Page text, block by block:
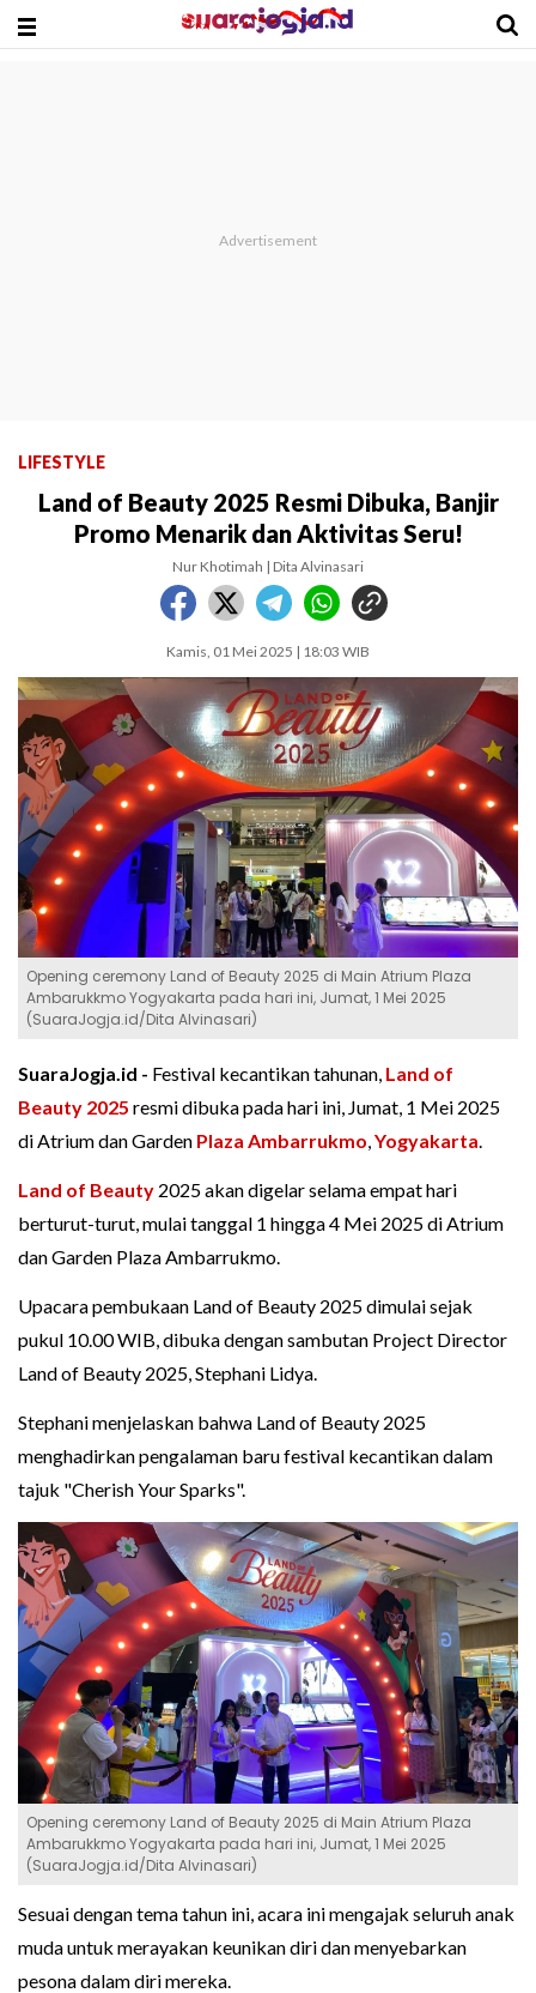
LIFESTYLE
Land of Beauty 2025 Resmi Dibuka, Banjir
Promo Menarik dan Aktivitas Seru!
Nur Khotimah | Dita Alvinasari
Kamis, 01 Mei 2025 | 18:03 WIB
Opening ceremony Land of Beauty 2025 di Main Atrium Plaza
Ambarukkmo Yogyakarta pada hari ini, Jumat, 1 Mei 2025
(SuaraJogja.id/Dita Alvinasari)
SuaraJogja.id - Festival kecantikan tahunan, Land of
Beauty 2025 resmi dibuka pada hari ini, Jumat, 1 Mei 2025
di Atrium dan Garden Plaza Ambarrukmo,Yogyakarta.
Land of Beauty 2025 akan digelar selama empat hari
berturut-turut, mulai tanggal 1 hingga 4 Mei 2025 di Atrium
dan Garden Plaza Ambarrukmo.
Upacara pembukaan Land of Beauty 2025 dimulai sejak
pukul 10.00 WIB, dibuka dengan sambutan Project Director
Land of Beauty 2025, Stephani Lidya.
Stephani menjelaskan bahwa Land of Beauty 2025
menghadirkan pengalaman baru festival kecantikan dalam
tajuk "Cherish Your Sparks".
Opening ceremony Land of Beauty 2025 di Main Atrium Plaza
Ambarukkmo Yogyakarta pada hari ini, Jumat, 1 Mei 2025
(SuaraJogja.id/Dita Alvinasari)
Sesuai dengan tema tahun ini, acara ini mengajak seluruh anak
muda untuk merayakan keunikan diri dan menyebarkan
pesona dalam diri mereka.